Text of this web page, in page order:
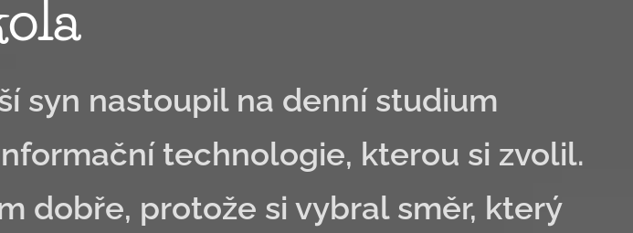
syn nastoupil na denní studium
technologie, kterou si zvolil.
dobře, protože si vybral směr, který